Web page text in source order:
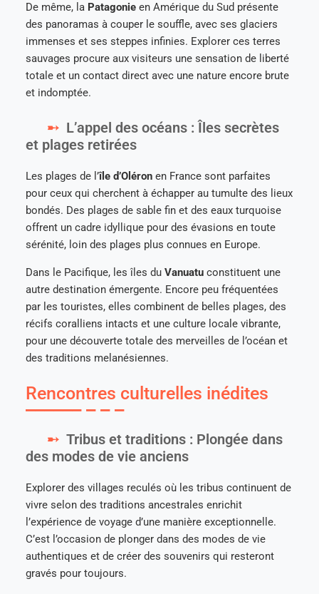
De même, la Patagonie en Amérique du Sud présente
des panoramas à couper le souffle, avec ses glaciers
immenses et ses steppes infinies. Explorer ces terres
sauvages procure aux visiteurs une sensation de liberté
totale et un contact direct avec une nature encore brute
et indomptée.
L’appel des océans : Îles secrètes
et plages retirées
Les plages de l’île d’Oléron en France sont parfaites
pour ceux qui cherchent à échapper au tumulte des lieux
bondés. Des plages de sable fin et des eaux turquoise
offrent un cadre idyllique pour des évasions en toute
sérénité, loin des plages plus connues en Europe.
Dans le Pacifique, les îles du Vanuatu constituent une
autre destination émergente. Encore peu fréquentées
par les touristes, elles combinent de belles plages, des
récifs coralliens intacts et une culture locale vibrante,
pour une découverte totale des merveilles de l’océan et
des traditions melanésiennes.
Rencontres culturelles inédites
Tribus et traditions : Plongée dans
des modes de vie anciens
Explorer des villages reculés où les tribus continuent de
vivre selon des traditions ancestrales enrichit
l’expérience de voyage d’une manière exceptionnelle.
C’est l’occasion de plonger dans des modes de vie
authentiques et de créer des souvenirs qui resteront
gravés pour toujours.